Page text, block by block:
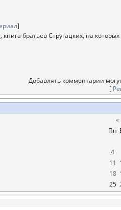
]
братьев Стругацких, на
Добавлять комментарии
[
«
Пн
4
11
18
25